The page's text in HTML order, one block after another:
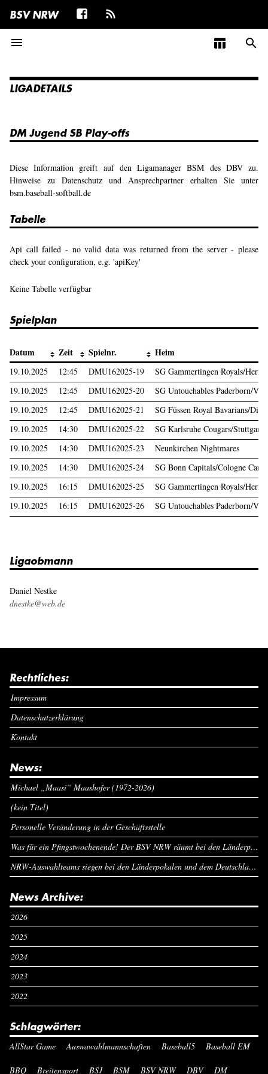
BSV NRW
menu
table_chart search
LIGADETAILS
DM Jugend SB Play-offs
Diese Information greift auf den Ligamanager BSM des DBV zu.
Hinweise zu Datenschutz und Ansprechpartner erhalten Sie unter
bsm.baseball-softball.de
Tabelle
Api call failed - no valid data was returned from the server - please
check your configuration, e.g. 'apiKey'
Keine Tabelle verfügbar
Spielplan
Datum Zeit Spielnr. Heim
19.10.2025 12:45 DMU162025-19
SG Gammertingen Royals/
19.10.2025
12:45 DMU162025-20
SG Untouchables Paderborn/
19.10.2025
12:45 DMU162025-21
SG Füssen Royal Bavarians/
19.10.2025
14:30 DMU162025-22
SG Karlsruhe Cougars/Stuttgart
19.10.2025
14:30 DMU162025-23
Neunkirchen Nightmares
19.10.2025
14:30 DMU162025-24
SG Bonn Capitals/Cologne
19.10.2025
16:15 DMU162025-25
SG Gammertingen Royals/
19.10.2025
16:15 DMU162025-26 SG Untouchables Paderborn/
Ligaobmann
Daniel Nestke
dnestke@web.de
Rechtliches:
Impressum
Datenschutzerklärung
Kontakt
News:
Michael „Maasi“ Maashofer (1972-2026)
(kein Titel)
Personelle Veränderung in der Geschäftsstelle
Was für ein Pfingstwochenende! Der BSV NRW räumt bei den Länderpokalen ab
NRW-Auswahlteams siegen bei den Länderpokalen und dem Deutschlandcup an Pfingsten
News Archive:
2026
2025
2024
2023
2022
Schlagwörter:
AllStar Game Auswawahlmannschaften Baseball5 Baseball EM
BBQ Breitensport BSJ BSM BSV NRW DBV DM